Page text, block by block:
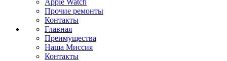
Apple Watch
Прочие ремонты
Контакты
Главная
Преимущества
Наша Миссия
Контакты